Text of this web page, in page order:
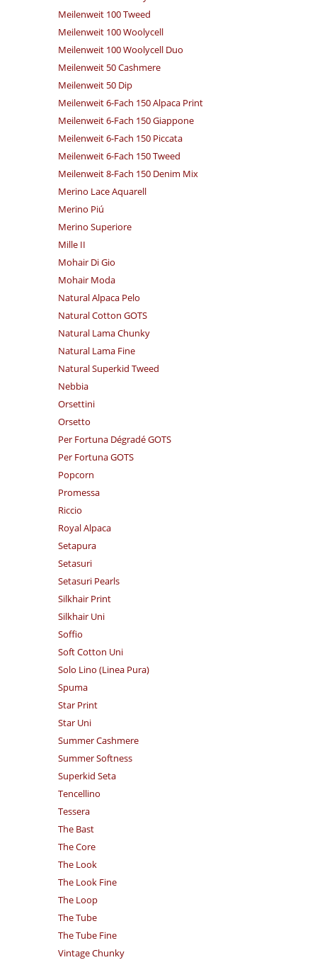
Meilenweit 100 Tweed
Meilenweit 100 Woolycell
Meilenweit 100 Woolycell Duo
Meilenweit 50 Cashmere
Meilenweit 50 Dip
Meilenweit 6-Fach 150 Alpaca Print
Meilenweit 6-Fach 150 Giappone
Meilenweit 6-Fach 150 Piccata
Meilenweit 6-Fach 150 Tweed
Meilenweit 8-Fach 150 Denim Mix
Merino Lace Aquarell
Merino Piú
Merino Superiore
Mille II
Mohair Di Gio
Mohair Moda
Natural Alpaca Pelo
Natural Cotton GOTS
Natural Lama Chunky
Natural Lama Fine
Natural Superkid Tweed
Nebbia
Orsettini
Orsetto
Per Fortuna Dégradé GOTS
Per Fortuna GOTS
Popcorn
Promessa
Riccio
Royal Alpaca
Setapura
Setasuri
Setasuri Pearls
Silkhair Print
Silkhair Uni
Soffio
Soft Cotton Uni
Solo Lino (Linea Pura)
Spuma
Star Print
Star Uni
Summer Cashmere
Summer Softness
Superkid Seta
Tencellino
Tessera
The Bast
The Core
The Look
The Look Fine
The Loop
The Tube
The Tube Fine
Vintage Chunky